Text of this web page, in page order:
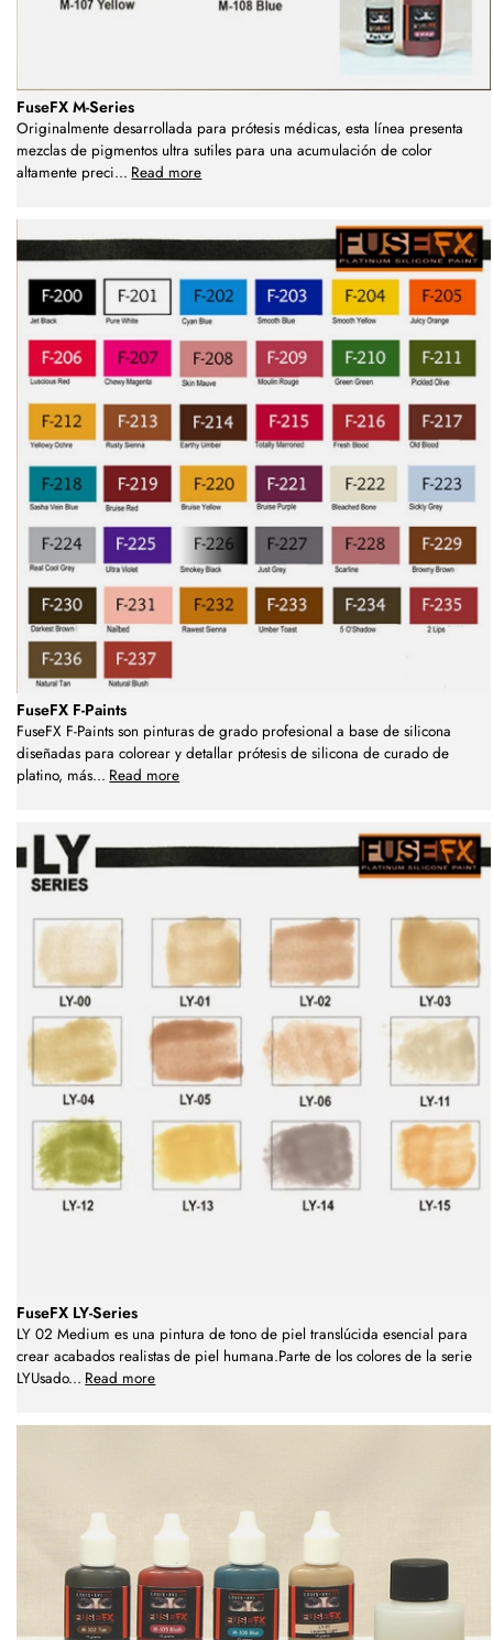
FuseFX M-Series
Originalmente desarrollada para prótesis médicas, esta línea presenta
mezclas de pigmentos ultra sutiles para una acumulación de color
altamente preci... Read more
FuseFX F-Paints
FuseFX F-Paints son pinturas de grado profesional a base de silicona
diseñadas para colorear y detallar prótesis de silicona de curado de
platino, más... Read more
FuseFX LY-Series
LY 02 Medium es una pintura de tono de piel translúcida esencial para
crear acabados realistas de piel humana.Parte de los colores de la serie
LYUsado... Read more